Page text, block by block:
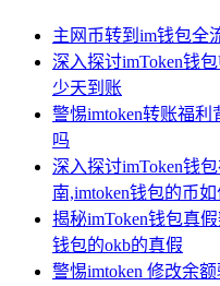
主网币转到im钱包全
深入探讨imToken钱
少天到账
警惕imtoken转账福利
吗
深入探讨imToken钱
南,imtoken钱包的币
揭秘imToken钱包真
钱包的okb的真假
警惕imtoken 修改余